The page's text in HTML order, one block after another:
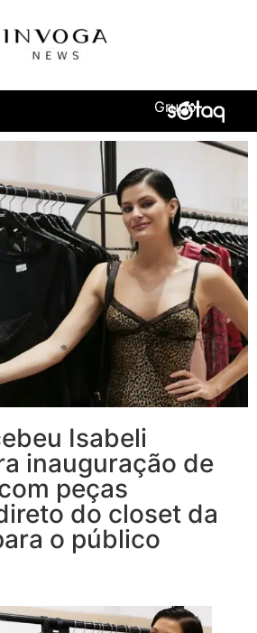
Grupo
Isabeli
inauguração de
peças
do closet da
o público